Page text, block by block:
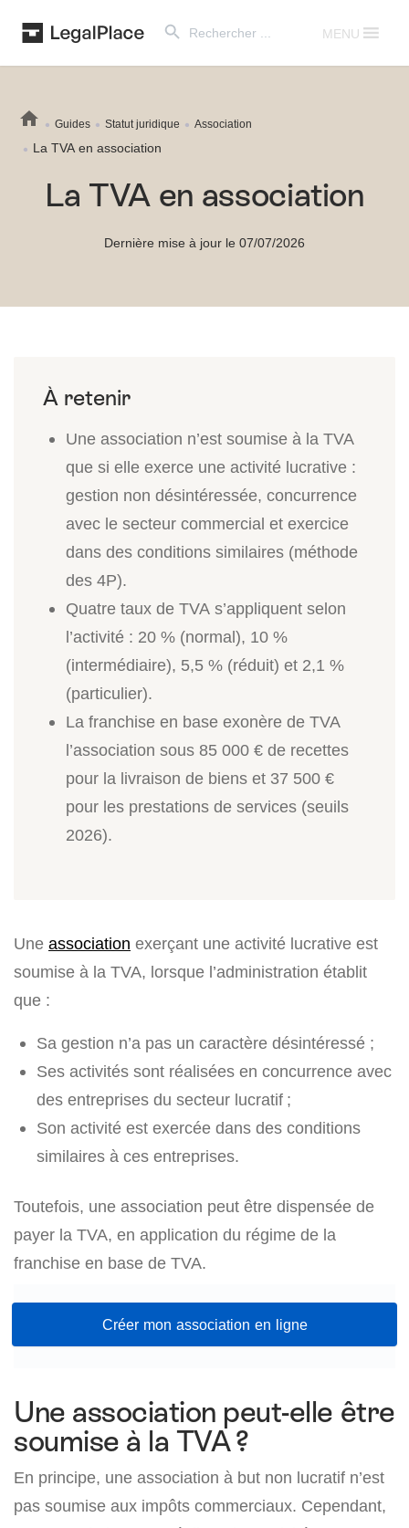
for:
MENU
Guides Statut juridique Association
La TVA en association
La TVA en association
Dernière mise à jour le 07/07/2026
Une association n’est soumise à la TVA
que si elle exerce une activité lucrative :
gestion non désintéressée, concurrence
avec le secteur commercial et exercice
dans des conditions similaires (méthode
des 4P).
Quatre taux de TVA s’appliquent selon
l’activité : 20 % (normal), 10 %
(intermédiaire), 5,5 % (réduit) et 2,1 %
(particulier).
La franchise en base exonère de TVA
l’association sous 85 000 € de recettes
pour la livraison de biens et 37 500 €
pour les prestations de services (seuils
2026).
Une association exerçant une activité lucrative est
soumise à la TVA, lorsque l’administration établit
que :
Sa gestion n’a pas un caractère désintéressé ;
Ses activités sont réalisées en concurrence avec
des entreprises du secteur lucratif ;
Son activité est exercée dans des conditions
similaires à ces entreprises.
Toutefois, une association peut être dispensée de
payer la TVA, en application du régime de la
franchise en base de TVA.
Créer mon association en ligne
Une association peut-elle être
soumise à la TVA ?
En principe, une association à but non lucratif n’est
pas soumise aux impôts commerciaux. Cependant,